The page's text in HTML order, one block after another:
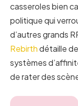
casseroles bien
politique qui
d’autres grands
Rebirthdétaille
systèmes
de rater des